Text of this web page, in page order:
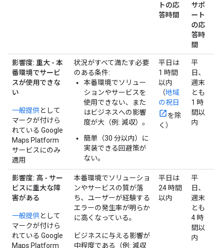
トの応
答時間
サポ
ート
の応
答時
間
影響度: 重大 - 本
番環境でサービ
スが使用できな
い
一般提供として
マークが付けら
れている Google
Maps Platform
サービスにのみ
適用
状況がすべて満たす必要
のある条件:
本番環境でソリュー
ションやサービスを
使用できない、また
はビジネスへの影響
度が大（例: 減収）。
簡単（30 分以内）に
実装できる回避策が
ない。
平日は
1 時間
以内
（地域
の祝日
を除
く）
平
日、
週末
とも
1 時
間以
内
影響度: 高 - サー
ビスに重大な障
害がある
一般提供として
マークが付けら
れている Google
Maps Platform
本番環境でソリューショ
ンやサービスの質が落
ち、ユーザーが経験する
エラーの発生率が明らか
に高くなっている。
ビジネスに与える影響が
中程度である（例: 減収
平日は
24 時間
以内
平
日、
週末
とも
4 時
間以
内